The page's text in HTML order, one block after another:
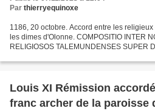
Par thierryequinoxe
1186, 20 octobre. Accord entre les
les dimes d'Olonne. COMPOSITIO INTER
RELIGIOSOS TALEMUNDENSES SUPER
Louis XI Rémission
franc archer de la paroisse